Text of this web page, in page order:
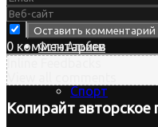
Фото.Альбом
Спорт
0 комментариев
Копирайт авторское